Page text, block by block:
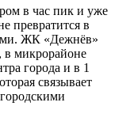
в час пик и уже
превратится в
ЖК «Дежнёв»
в микрорайоне
города и в 1
связывает